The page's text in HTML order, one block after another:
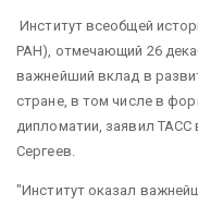
Институт всеобщей
РАН), отмечающий 26
важнейший вклад в
стране, в том числе в
дипломатии, заявил ТАСС
Сергеев.
"Институт оказал